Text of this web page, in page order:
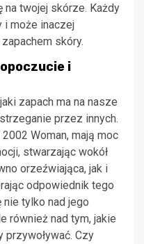
na twojej skórze. Każdy
i może inaczej
skóry.
i
zapach ma na nasze
przez innych.
Woman, mają moc
stwarzając wokół
orzeźwiająca, jak i
odpowiednik tego
tylko nad jego
również nad tym, jakie
przywoływać. Czy